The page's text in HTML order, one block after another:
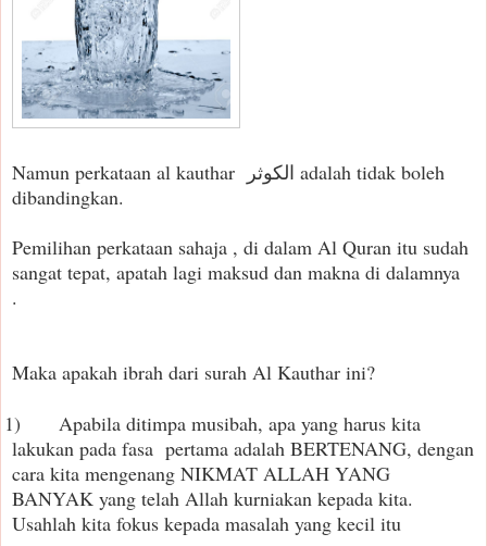
Namun perkataan al kauthar
الكوثر adalah tidak boleh
dibandingkan.
Pemilihan perkataan sahaja , di dalam Al Quran itu sudah
sangat tepat, apatah lagi maksud dan makna di dalamnya
.
Maka apakah ibrah dari surah Al Kauthar ini?
Apabila ditimpa musibah, apa yang harus kita
lakukan pada fasa pertama adalah BERTENANG, dengan
cara kita mengenang NIKMAT ALLAH YANG
BANYAK yang telah Allah kurniakan kepada kita.
Usahlah kita fokus kepada masalah yang kecil itu